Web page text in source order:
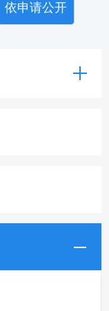
依申请公开